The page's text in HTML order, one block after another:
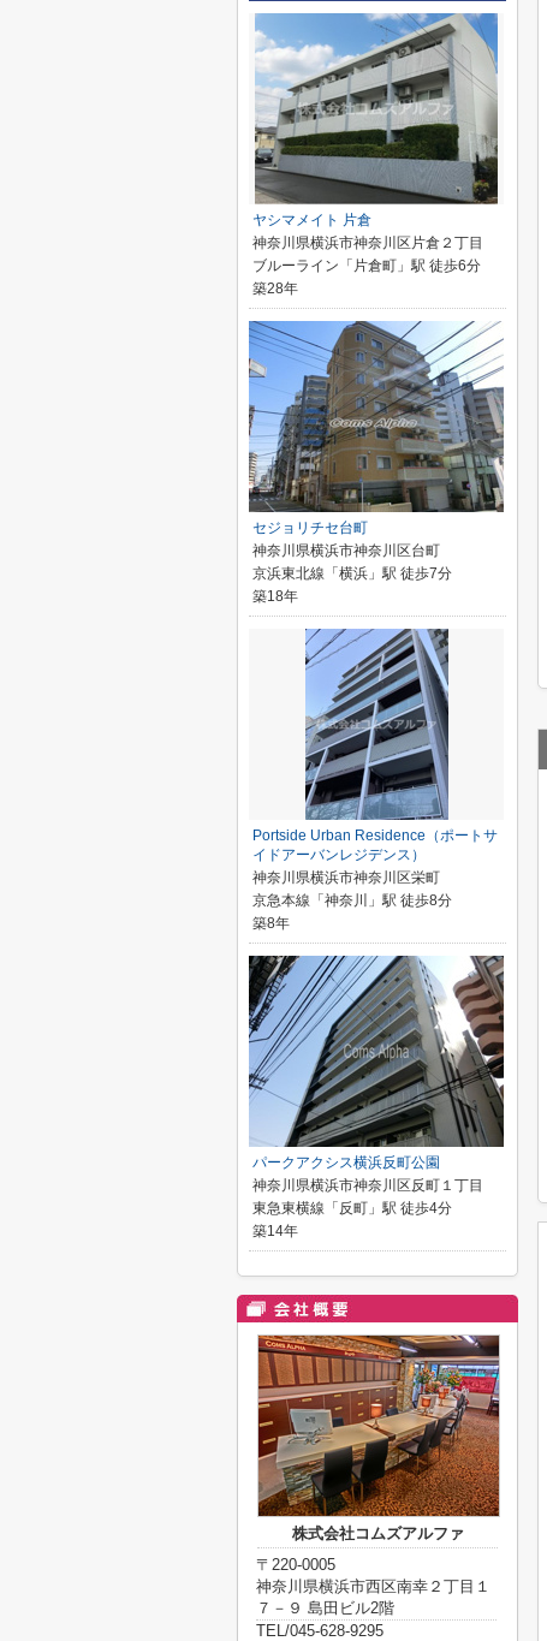
ヤシマメイト 片倉
神奈川県横浜市神奈川区片倉２丁目
ブルーライン「片倉町」駅 徒歩6分
築28年
セジョリチセ台町
神奈川県横浜市神奈川区台町
京浜東北線「横浜」駅 徒歩7分
築18年
Portside Urban Residence（ポートサ
イドアーバンレジデンス）
神奈川県横浜市神奈川区栄町
京急本線「神奈川」駅 徒歩8分
築8年
パークアクシス横浜反町公園
神奈川県横浜市神奈川区反町１丁目
東急東横線「反町」駅 徒歩4分
築14年
株式会社コムズアルファ
〒220-0005
神奈川県横浜市西区南幸２丁目１
７－９ 島田ビル2階
TEL/045-628-9295